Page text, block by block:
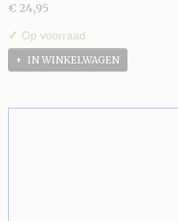
€ 24,95
✓ Op voorraad
IN WINKELWAGEN